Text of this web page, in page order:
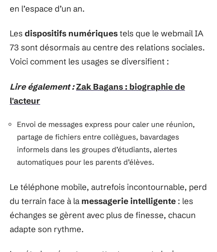
en l’espace d’un an.
Les dispositifs numériquestels que le webmail IA
73 sont désormais au centre des relations sociales.
Voici comment les usages se diversifient :
Lire également :Zak Bagans : biographie de
l'acteur
Envoi de messages express pour caler une réunion,
partage de fichiers entre collègues, bavardages
informels dans les groupes d’étudiants, alertes
automatiques pour les parents d’élèves.
Le téléphone mobile, autrefois incontournable, perd
du terrain face à la messagerie intelligente : les
échanges se gèrent avec plus de finesse, chacun
adapte son rythme.